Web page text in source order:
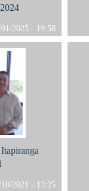
2025 - 19:58
2021 - 13:25